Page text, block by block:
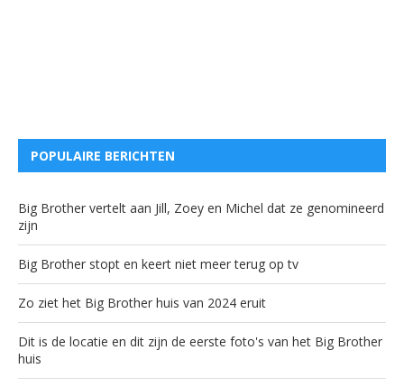
POPULAIRE BERICHTEN
Big Brother vertelt aan Jill, Zoey en Michel dat ze genomineerd
zijn
Big Brother stopt en keert niet meer terug op tv
Zo ziet het Big Brother huis van 2024 eruit
Dit is de locatie en dit zijn de eerste foto's van het Big Brother
huis